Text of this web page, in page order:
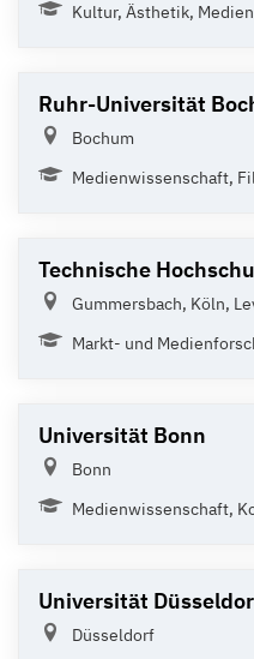
Kultur, Ästhetik, Medien
Ruhr-Universität
Bochum
Medienwissenschaft,
Technische
Gummersbach, Köln,
Markt- und
Universität Bonn
Bonn
Medienwissenschaft,
Universität
Düsseldorf